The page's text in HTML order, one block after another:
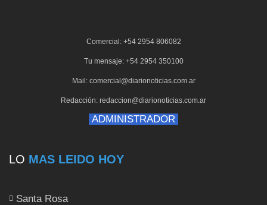
Comercial: +54 2954 806082
Tu mensaje: +54 2954 350100
Mail: comercial@diarionoticias.com.ar
Redacción: redaccion@diarionoticias.com.ar
ADMINISTRADOR
LO MAS LEIDO HOY
Santa Rosa